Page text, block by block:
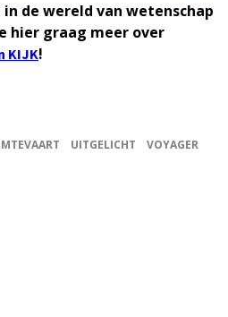
de wereld van wetenschap
hier graag meer over
KIJK!
UITGELICHT
VOYAGER